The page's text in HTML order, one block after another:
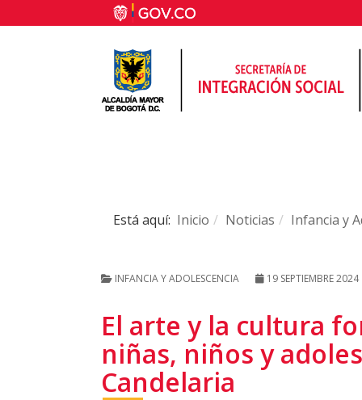
Está aquí: Inicio Noticias Infancia y
INFANCIA Y ADOLESCENCIA 19 SEPTIEMBRE 2024
El arte y la cultura
niñas, niños y
Candelaria